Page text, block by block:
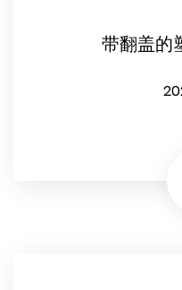
带翻盖的